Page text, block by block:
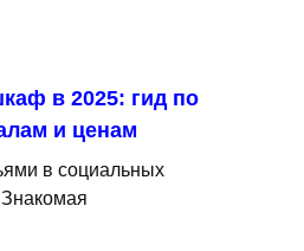
в 2025: гид по
и ценам
в социальных